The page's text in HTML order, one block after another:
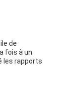
de
fois à un
les rapports